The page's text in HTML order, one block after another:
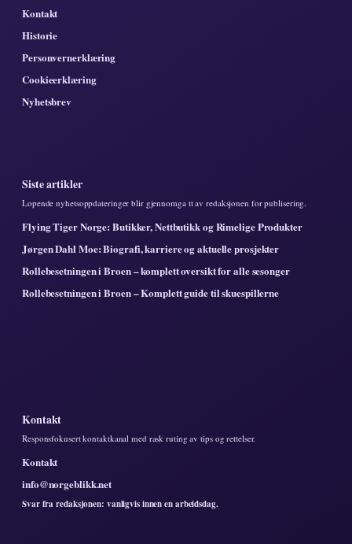
Kontakt
Historie
Personvernerklæring
Cookieerklæring
Nyhetsbrev
Siste artikler
Lopende nyhetsoppdateringer blir gjennomga tt av redaksjonen for publisering.
Flying Tiger Norge: Butikker, Nettbutikk og Rimelige Produkter
Jørgen Dahl Moe: Biografi, karriere og aktuelle prosjekter
Rollebesetningen i Broen – komplett oversikt for alle sesonger
Rollebesetningen i Broen – Komplett guide til skuespillerne
Kontakt
Responsfokusert kontaktkanal med rask ruting av tips og rettelser.
Kontakt
info@norgeblikk.net
Svar fra redaksjonen: vanligvis innen en arbeidsdag.